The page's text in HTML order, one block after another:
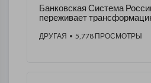
Банковская Система России
переживает
эволюционного развития
ДРУГАЯ • 5,778 ПРОСМОТРЫ